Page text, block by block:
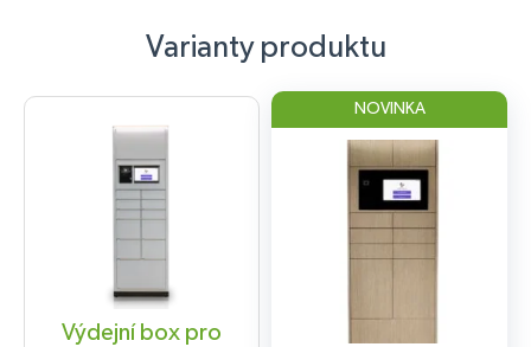
Varianty produktu
Výdejní box pro
NOVINKA